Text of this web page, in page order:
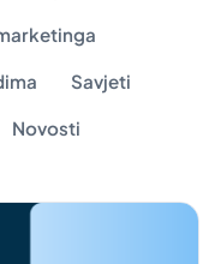
Savjeti
Novosti